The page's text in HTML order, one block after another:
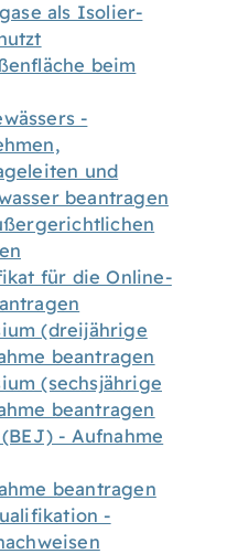
als Isolier-
beim
-
und
beantragen
für die Online-
(dreijährige
beantragen
(sechsjährige
beantragen
- Aufnahme
beantragen
-